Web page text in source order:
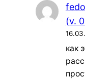
(v.
как